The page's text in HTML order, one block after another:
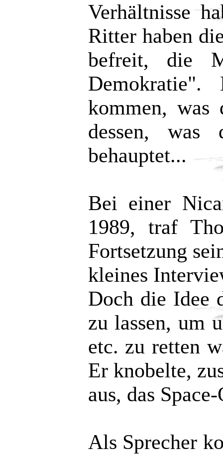
Verhältnisse
Ritter haben
befreit, die
kommen,
dessen, was
behauptet...
Bei einer
1989, traf
Fortsetzung
kleines
Doch die Idee
zu lassen, um
etc. zu retten
Er knobelte,
aus, das
Als Sprecher